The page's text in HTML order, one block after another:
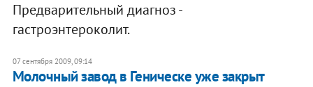
Предварительный диагноз -
гастроэнтероколит.
07 сентября 2009, 09:14
Молочный завод в Геническе уже закрыт